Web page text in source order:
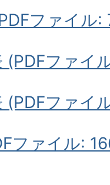
ファイル:
(PDFファイ
(PDFファイ
ファイル: